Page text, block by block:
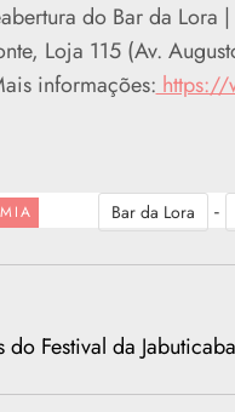
do Bar da Lora |
Loja 115 (Av.
informações:https://
Bar da Lora -
do Festival da